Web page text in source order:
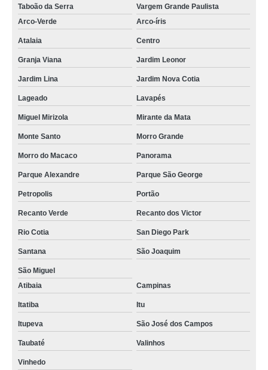
Taboão da Serra
Vargem Grande Paulista
Arco-Verde
Arco-íris
Atalaia Centro
Granja Viana Jardim Leonor
Jardim Lina Jardim Nova Cotia
Lageado Lavapés
Miguel Mirizola Mirante da Mata
Monte Santo Morro Grande
Morro do Macaco Panorama
Parque Alexandre Parque São George
Petropolis Portão
Recanto Verde Recanto dos Victor
Rio Cotia San Diego Park
Santana São Joaquim
São Miguel
Atibaia
Campinas
Itatiba Itu
Itupeva São José dos Campos
Taubaté Valinhos
Vinhedo